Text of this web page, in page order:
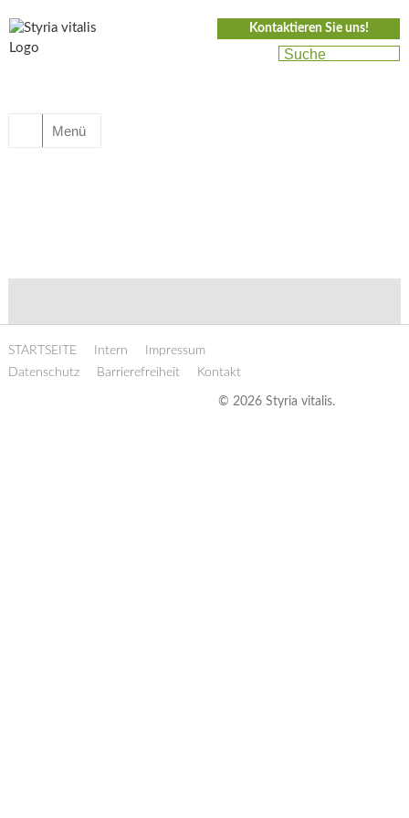
Kontaktieren Sie uns!
Menü
STARTSEITE Intern
Impressum
Datenschutz
Barrierefreiheit Kontakt
© 2026 Styria vitalis.